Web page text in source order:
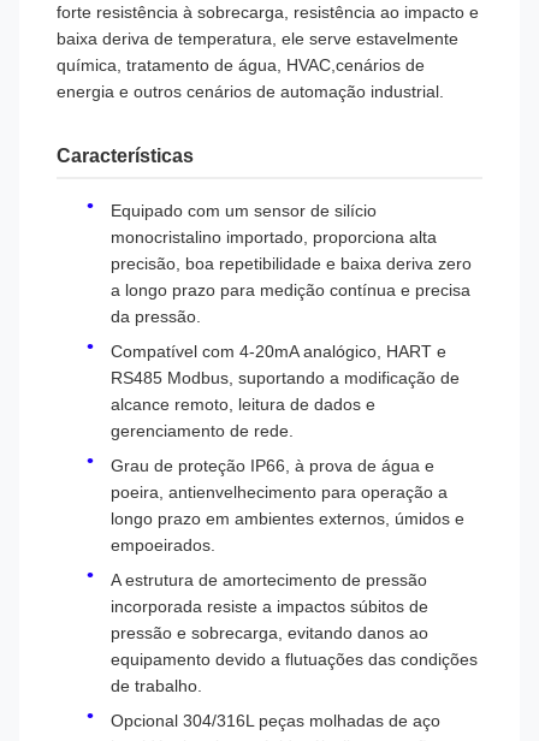
forte resistência à sobrecarga, resistência ao impacto e
baixa deriva de temperatura, ele serve estavelmente
química, tratamento de água, HVAC,cenários de
energia e outros cenários de automação industrial.
Características
Equipado com um sensor de silício
monocristalino importado, proporciona alta
precisão, boa repetibilidade e baixa deriva zero
a longo prazo para medição contínua e precisa
da pressão.
Compatível com 4-20mA analógico, HART e
RS485 Modbus, suportando a modificação de
alcance remoto, leitura de dados e
gerenciamento de rede.
Grau de proteção IP66, à prova de água e
poeira, antienvelhecimento para operação a
longo prazo em ambientes externos, úmidos e
empoeirados.
A estrutura de amortecimento de pressão
incorporada resiste a impactos súbitos de
pressão e sobrecarga, evitando danos ao
equipamento devido a flutuações das condições
de trabalho.
Opcional 304/316L peças molhadas de aço